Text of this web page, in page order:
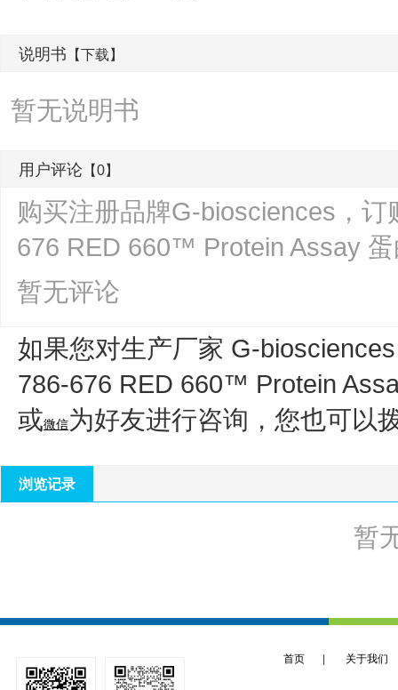
说明书 【下载】
暂无说明书
用户评论 【0】
购买注册品牌G-biosciences，
676 RED 660™ Protein Assay
暂无评论
如果您对生产厂家 G-
786-676 RED 660™ Protein
或微信为好友进行咨询，您也可以
浏览记录
暂
首页 关于我们